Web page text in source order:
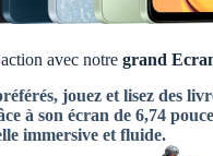
avec notre grand
jouez et lisez des
à son écran de 6,74
immersive et fluide.